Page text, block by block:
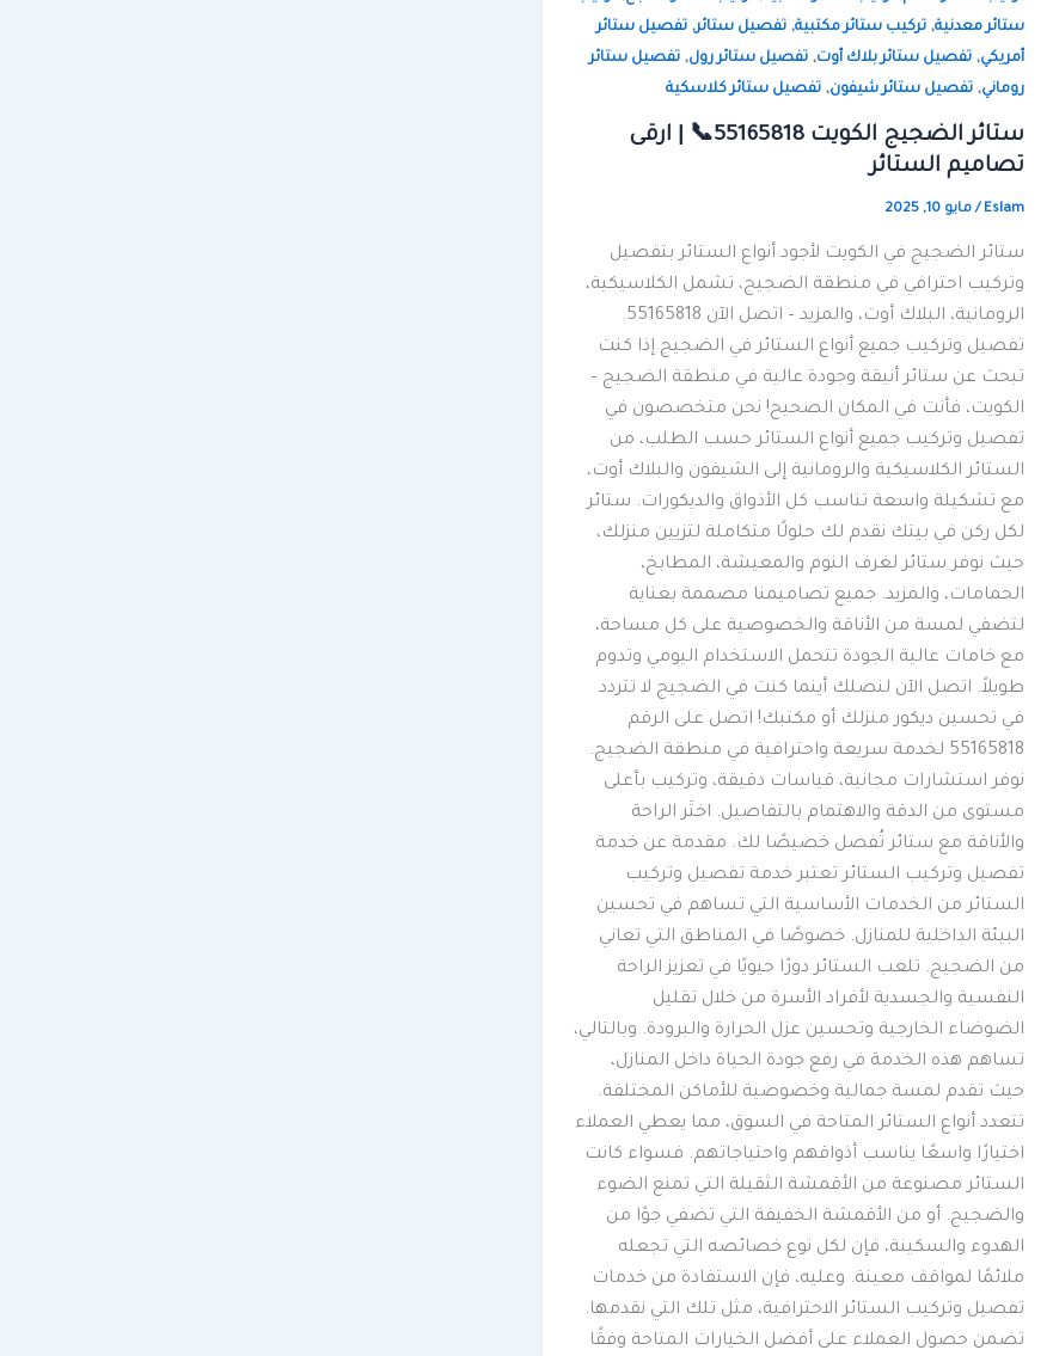
ستائر معدنية, تركيب ستائر مكتبية, تفصيل ستائر, تفصيل ستائر
أمريكي, تفصيل ستائر بلاك أوت, تفصيل ستائر رول, تفصيل ستائر
روماني, تفصيل ستائر شيفون, تفصيل ستائر كلاسكية
ستائر الضجيج الكويت 55165818📞 | ارقى
تصاميم الستائر
Eslam
/مايو 10, 2025
ستائر الضجيج في الكويت لأجود أنواع الستائر بتفصيل
وتركيب احترافي في منطقة الضجيج، تشمل الكلاسيكية،
الرومانية، البلاك أوت، والمزيد – اتصل الآن 55165818.
تفصيل وتركيب جميع أنواع الستائر في الضجيج إذا كنت
تبحث عن ستائر أنيقة وجودة عالية في منطقة الضجيج –
الكويت، فأنت في المكان الصحيح! نحن متخصصون في
تفصيل وتركيب جميع أنواع الستائر حسب الطلب، من
الستائر الكلاسيكية والرومانية إلى الشيفون والبلاك أوت،
مع تشكيلة واسعة تناسب كل الأذواق والديكورات. ستائر
لكل ركن في بيتك نقدم لك حلولًا متكاملة لتزيين منزلك،
حيث نوفر ستائر لغرف النوم والمعيشة، المطابخ،
الحمامات، والمزيد. جميع تصاميمنا مصممة بعناية
لتضفي لمسة من الأناقة والخصوصية على كل مساحة،
مع خامات عالية الجودة تتحمل الاستخدام اليومي وتدوم
طويلاً. اتصل الآن لنصلك أينما كنت في الضجيج لا تتردد
في تحسين ديكور منزلك أو مكتبك! اتصل على الرقم
55165818 لخدمة سريعة واحترافية في منطقة الضجيج.
نوفر استشارات مجانية، قياسات دقيقة، وتركيب بأعلى
مستوى من الدقة والاهتمام بالتفاصيل. اختَر الراحة
والأناقة مع ستائر تُفصل خصيصًا لك. مقدمة عن خدمة
تفصيل وتركيب الستائر تعتبر خدمة تفصيل وتركيب
الستائر من الخدمات الأساسية التي تساهم في تحسين
البيئة الداخلية للمنازل. خصوصًا في المناطق التي تعاني
من الضجيج. تلعب الستائر دورًا حيويًا في تعزيز الراحة
النفسية والجسدية لأفراد الأسرة من خلال تقليل
الضوضاء الخارجية وتحسين عزل الحرارة والبرودة. وبالتالي،
تساهم هذه الخدمة في رفع جودة الحياة داخل المنازل،
حيث تقدم لمسة جمالية وخصوصية للأماكن المختلفة.
تتعدد أنواع الستائر المتاحة في السوق، مما يعطي العملاء
اختيارًا واسعًا يناسب أذواقهم واحتياجاتهم. فسواء كانت
الستائر مصنوعة من الأقمشة الثقيلة التي تمنع الضوء
والضجيج. أو من الأقمشة الخفيفة التي تضفي جوًا من
الهدوء والسكينة، فإن لكل نوع خصائصه التي تجعله
ملائمًا لمواقف معينة. وعليه، فإن الاستفادة من خدمات
تفصيل وتركيب الستائر الاحترافية، مثل تلك التي نقدمها.
تضمن حصول العملاء على أفضل الخيارات المتاحة وفقًا